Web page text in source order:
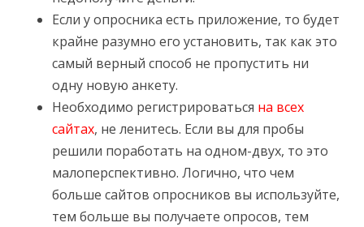
Если у опросника есть приложение, то будет
крайне разумно его установить, так как это
самый верный способ не пропустить ни
одну новую анкету.
Необходимо регистрироваться на всех
сайтах, не ленитесь. Если вы для пробы
решили поработать на одном-двух, то это
малоперспективно. Логично, что чем
больше сайтов опросников вы используйте,
тем больше вы получаете опросов, тем